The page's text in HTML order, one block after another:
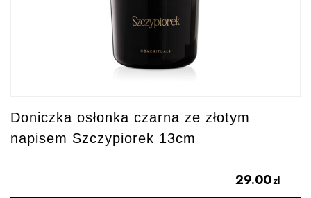
Doniczka osłonka czarna ze złotym
napisem Szczypiorek 13cm
29.00zł